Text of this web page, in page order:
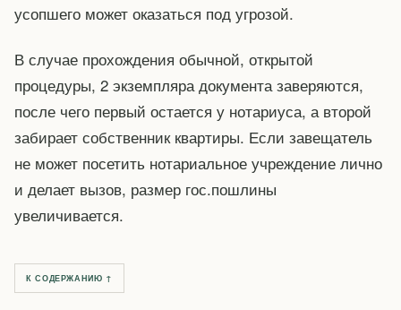
усопшего может оказаться под угрозой.
В случае прохождения обычной, открытой
процедуры, 2 экземпляра документа заверяются,
после чего первый остается у нотариуса, а второй
забирает собственник квартиры. Если завещатель
не может посетить нотариальное учреждение лично
и делает вызов, размер гос.пошлины
увеличивается.
К СОДЕРЖАНИЮ ↑